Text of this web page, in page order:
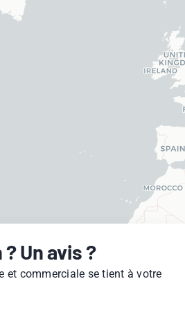
Un avis ?
et commerciale se tient à votre